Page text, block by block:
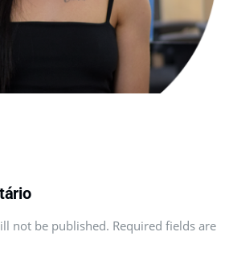
not be published. Required fields are